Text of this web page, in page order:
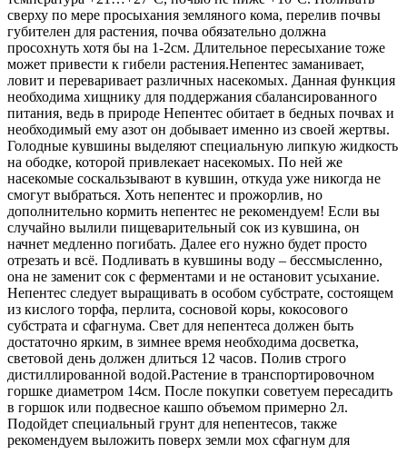
сверху по мере просыхания земляного кома, перелив почвы
губителен для растения, почва обязательно должна
просохнуть хотя бы на 1-2см. Длительное пересыхание тоже
может привести к гибели растения.Непентес заманивает,
ловит и переваривает различных насекомых. Данная функция
необходима хищнику для поддержания сбалансированного
питания, ведь в природе Непентес обитает в бедных почвах и
необходимый ему азот он добывает именно из своей жертвы.
Голодные кувшины выделяют специальную липкую жидкость
на ободке, которой привлекает насекомых. По ней же
насекомые соскальзывают в кувшин, откуда уже никогда не
смогут выбраться. Хоть непентес и прожорлив, но
дополнительно кормить непентес не рекомендуем! Если вы
случайно вылили пищеварительный сок из кувшина, он
начнет медленно погибать. Далее его нужно будет просто
отрезать и всё. Подливать в кувшины воду – бессмысленно,
она не заменит сок с ферментами и не остановит усыхание.
Непентес следует выращивать в особом субстрате, состоящем
из кислого торфа, перлита, сосновой коры, кокосового
субстрата и сфагнума. Свет для непентеса должен быть
достаточно ярким, в зимнее время необходима досветка,
световой день должен длиться 12 часов. Полив строго
дистиллированной водой.Растение в транспортировочном
горшке диаметром 14см. После покупки советуем пересадить
в горшок или подвесное кашпо объемом примерно 2л.
Подойдет специальный грунт для непентесов, также
рекомендуем выложить поверх земли мох сфагнум для